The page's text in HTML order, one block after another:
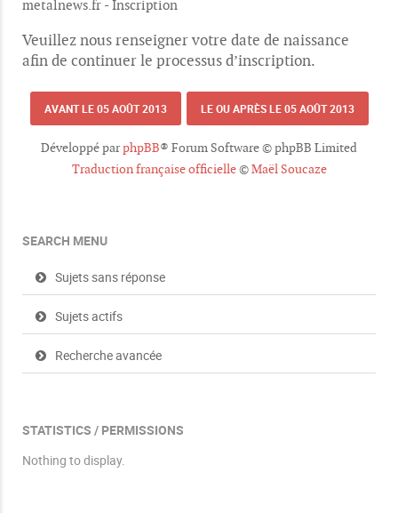
metalnews.fr - Inscription
Veuillez nous renseigner votre date de naissance
afin de continuer le processus d’inscription.
AVANT LE 05 AOÛT 2013 LE OU APRÈS LE 05 AOÛT 2013
Développé parphpBB® Forum Software © phpBB Limited
Traduction française officielle©Maël Soucaze
SEARCH MENU
Sujets sans réponse
Sujets actifs
Recherche avancée
STATISTICS / PERMISSIONS
Nothing to display.